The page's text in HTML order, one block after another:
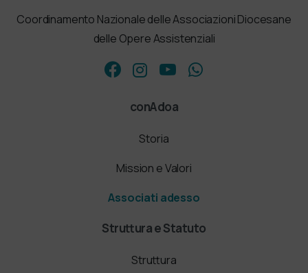
Coordinamento Nazionale delle Associazioni Diocesane
delle Opere Assistenziali
conAdoa
Storia
Mission e Valori
Associati adesso
Struttura e Statuto
Struttura